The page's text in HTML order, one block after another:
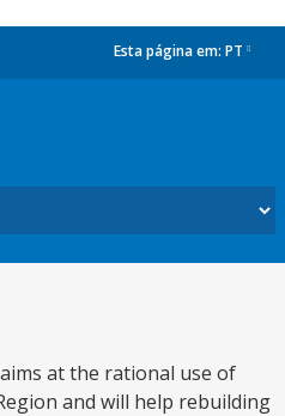
Esta página em: PT
at the rational use of
and will help rebuilding